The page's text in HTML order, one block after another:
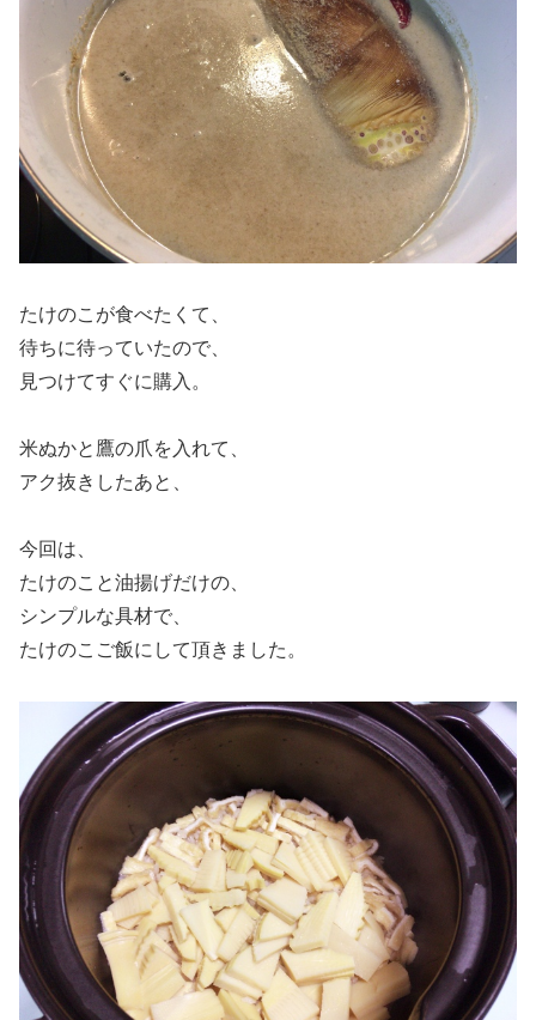
たけのこが食べたくて、
待ちに待っていたので、
見つけてすぐに購入。
米ぬかと鷹の爪を入れて、
アク抜きしたあと、
今回は、
たけのこと油揚げだけの、
シンプルな具材で、
たけのこご飯にして頂きました。